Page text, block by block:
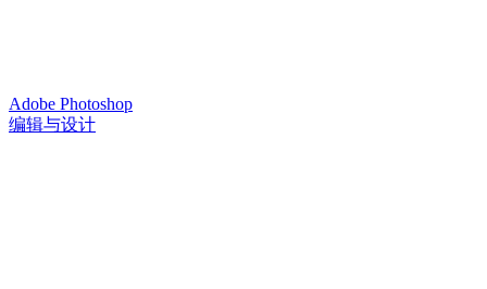
Adobe Photoshop
编辑与设计